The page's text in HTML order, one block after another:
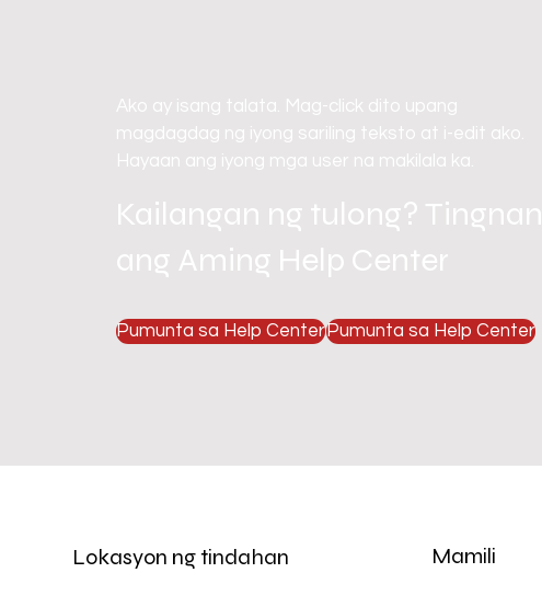
Ako ay isang talata. Mag-click dito upang
magdagdag ng iyong sariling teksto at i-edit ako.
Hayaan ang iyong mga user na makilala ka.
Kailangan ng tulong? Tingnan
ang Aming Help Center
Pumunta sa Help CenterPumunta sa Help Center
Lokasyon ng tindahan Mamili